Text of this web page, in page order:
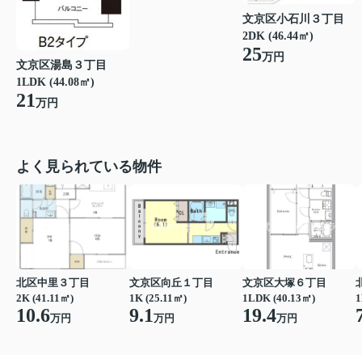
文京区湯島３丁目
1LDK (44.08㎡)
21万円
文京区小石川３丁目
2DK (46.44㎡)
25万円
よく見られている物件
北区中里３丁目
2K (41.11㎡)
10.6万円
文京区向丘１丁目
1K (25.11㎡)
9.1万円
文京区大塚６丁目
1LDK (40.13㎡)
19.4万円